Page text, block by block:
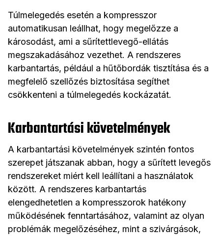
Túlmelegedés esetén a kompresszor
automatikusan leállhat, hogy megelőzze a
károsodást, ami a sűrítettlevegő-ellátás
megszakadásához vezethet. A rendszeres
karbantartás, például a hűtőbordák tisztítása és a
megfelelő szellőzés biztosítása segíthet
csökkenteni a túlmelegedés kockázatát.
Karbantartási követelmények
A karbantartási követelmények szintén fontos
szerepet játszanak abban, hogy a sűrített levegős
rendszereket miért kell leállítani a használatok
között. A rendszeres karbantartás
elengedhetetlen a kompresszorok hatékony
működésének fenntartásához, valamint az olyan
problémák megelőzéséhez, mint a szivárgások,